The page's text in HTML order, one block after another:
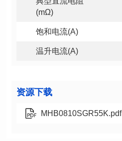
(mΩ)
饱和电流(A)
温升电流(A)
资源下载
MHB0810SGR55K.pdf